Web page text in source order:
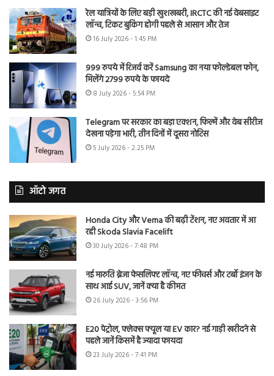
रेल यात्रियों के लिए बड़ी खुशखबरी, IRCTC की नई वेबसाइट
लॉन्च, टिकट बुकिंग होगी पहले से आसान और तेज
16 July 2026 - 1:45 PM
999 रुपये में रिजर्व करें Samsung का नया फोल्डेबल फोन,
मिलेंगे 2799 रुपये के फायदे
8 July 2026 - 5:54 PM
Telegram पर सरकार का बड़ा एक्शन, फिल्में और वेब सीरीज
देखना पड़ेगा भारी, तीन दिनों में दूसरा नोटिस
5 July 2026 - 2:25 PM
ऑटो जगत
Honda City और Verna की बढ़ी टेंशन, नए अवतार में आ
रही Skoda Slavia Facelift
30 July 2026 - 7:48 PM
नई मारुति ब्रेजा फेसलिफ्ट लॉन्च, नए फीचर्स और टर्बो इंजन के
साथ आई SUV, जानें क्या है कीमत
26 July 2026 - 3:56 PM
E20 पेट्रोल, फ्लेक्स फ्यूल या EV कार? नई गाड़ी खरीदने से
पहले जानें किसमें है ज्यादा फायदा
23 July 2026 - 7:41 PM